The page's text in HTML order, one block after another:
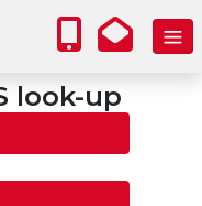
look-up